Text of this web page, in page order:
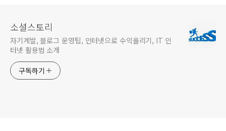
소셜스토리
자기계발, 블로그 운영팁, 인터넷으로 수익올리기, IT 인
터넷 활용법 소개
구독하기